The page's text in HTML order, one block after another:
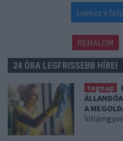
Lapozz a
RÉMÁLOM
24 ÓRA LEGFRISSEBB HÍREI
tegnap
A